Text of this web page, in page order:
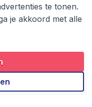
te tonen.
je akkoord met alle